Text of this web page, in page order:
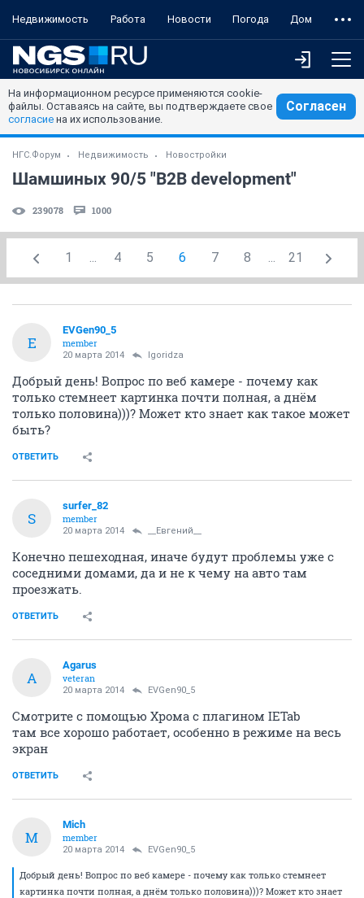
Недвижимость Работа Новости Погода Дом
На информационном ресурсе применяются cookie-
файлы. Оставаясь на сайте, вы подтверждаете свое
согласие на их использование.
Согласен
НГС.Форум Недвижимость Новостройки
Шамшиных 90/5 "B2B development"
239078 1000
1 ... 4 5 6 7 8 ... 21
E
EVGen90_5
member
20 марта 2014 Igoridza
Добрый день! Вопрос по веб камере - почему как
только стемнеет картинка почти полная, а днём
только половина)))? Может кто знает как такое может
быть?
ОТВЕТИТЬ
S
surfer_82
member
20 марта 2014 __Евгений__
Конечно пешеходная, иначе будут проблемы уже с
соседними домами, да и не к чему на авто там
проезжать.
ОТВЕТИТЬ
A
Agarus
veteran
20 марта 2014 EVGen90_5
Смотрите с помощью Хрома с плагином IETab
там все хорошо работает, особенно в режиме на весь
экран
ОТВЕТИТЬ
M
Mich
member
20 марта 2014 EVGen90_5
Добрый день! Вопрос по веб камере - почему как только стемнеет
картинка почти полная, а днём только половина)))? Может кто знает